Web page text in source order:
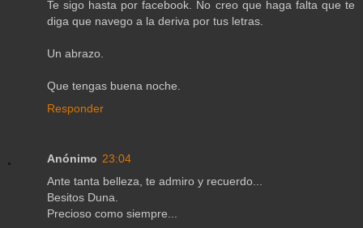
Te sigo hasta por facebook. No creo que haga falta que te
diga que navego a la deriva por tus letras.
Un abrazo.
Que tengas buena noche.
Responder
Anónimo 23:04
Ante tanta belleza, te admiro y recuerdo...
Besitos Duna.
Precioso como siempre...